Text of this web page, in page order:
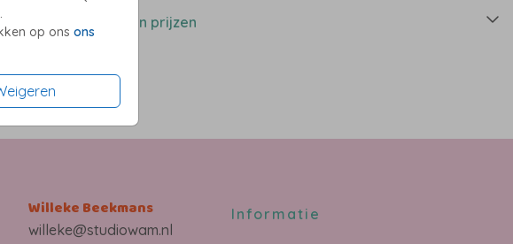
op ons ons
Formaten en prijzen
Willeke Beekmans
willeke@studiowam.nl
Informatie